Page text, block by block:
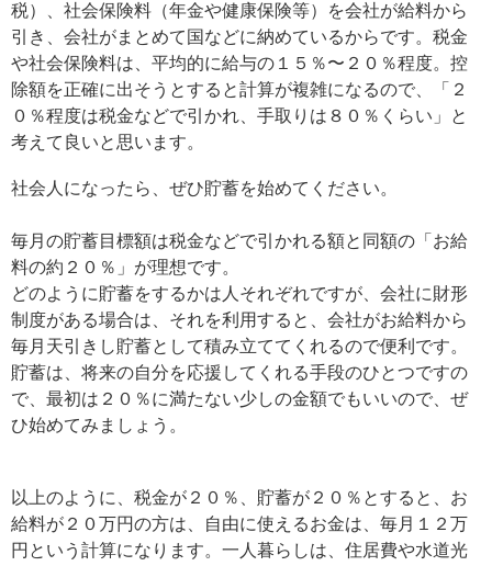
税）、社会保険料（年金や健康保険等）を会社が給料から
引き、会社がまとめて国などに納めているからです。税金
や社会保険料は、平均的に給与の１５％〜２０％程度。控
除額を正確に出そうとすると計算が複雑になるので、「２
０％程度は税金などで引かれ、手取りは８０％くらい」と
考えて良いと思います。
社会人になったら、ぜひ貯蓄を始めてください。
毎月の貯蓄目標額は税金などで引かれる額と同額の「お給
料の約２０％」が理想です。
どのように貯蓄をするかは人それぞれですが、会社に財形
制度がある場合は、それを利用すると、会社がお給料から
毎月天引きし貯蓄として積み立ててくれるので便利です。
貯蓄は、将来の自分を応援してくれる手段のひとつですの
で、最初は２０％に満たない少しの金額でもいいので、ぜ
ひ始めてみましょう。
以上のように、税金が２０％、貯蓄が２０％とすると、お
給料が２０万円の方は、自由に使えるお金は、毎月１２万
円という計算になります。一人暮らしは、住居費や水道光